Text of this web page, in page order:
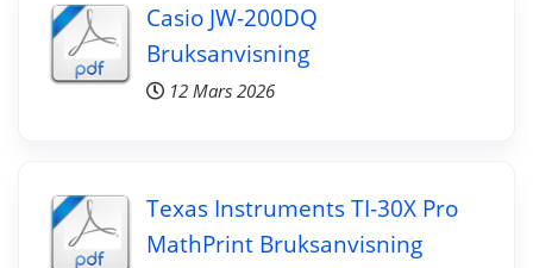
Casio JW-200DQ
Bruksanvisning
12 Mars 2026
Texas Instruments TI-30X Pro
MathPrint Bruksanvisning